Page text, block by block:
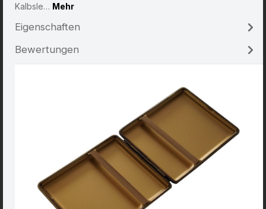
Kalbsle… Mehr
Eigenschaften
Bewertungen